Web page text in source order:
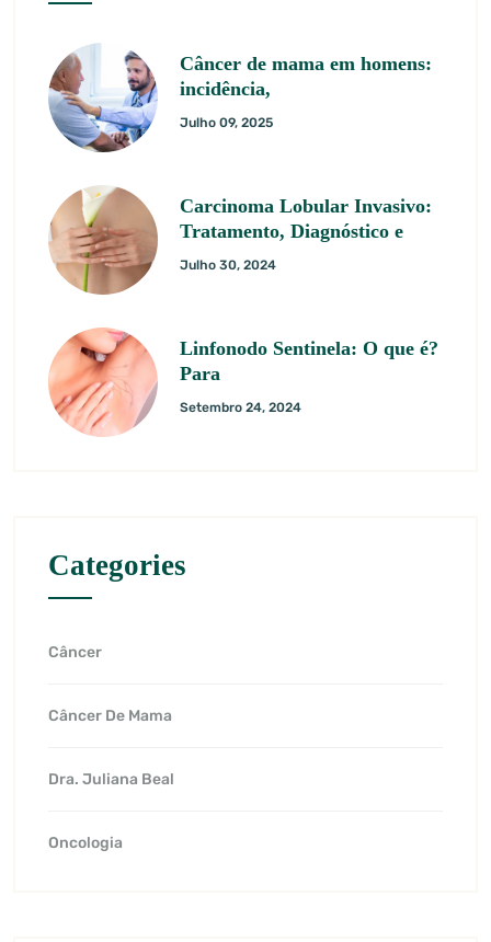
Câncer de mama em homens:
incidência,
Julho 09, 2025
Carcinoma Lobular Invasivo:
Tratamento, Diagnóstico e
Julho 30, 2024
Linfonodo Sentinela: O que é?
Para
Setembro 24, 2024
Categories
Câncer
Câncer De Mama
Dra. Juliana Beal
Oncologia